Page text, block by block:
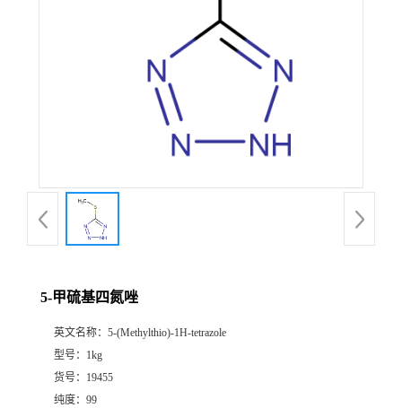
5-甲硫基四氮唑
英文名称： 5-(Methylthio)-1H-tetrazole
型号： 1kg
货号： 19455
纯度： 99